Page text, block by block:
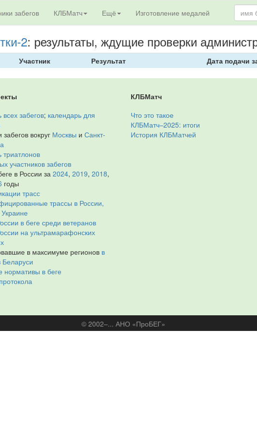
забегов КЛБМатч Ещё Изготовление медалей
2: результаты, ждущие проверки
Участник Результат Дата подачи
забегов; календарь для
вокруг Москвы и Санкт-
триатлонов
участников забегов
в России за 2024, 2019, 2018,
годы
трасс
трассы в России,
в беге среди ветеранов
на ультрамарафонских
в максимуме регионов в
Беларуси
нормативы в беге
КЛБМатч
Что это такое
КЛБМатч–2025: итоги
История КЛБМатчей
© 2002–... АНО «ПроБЕГ»